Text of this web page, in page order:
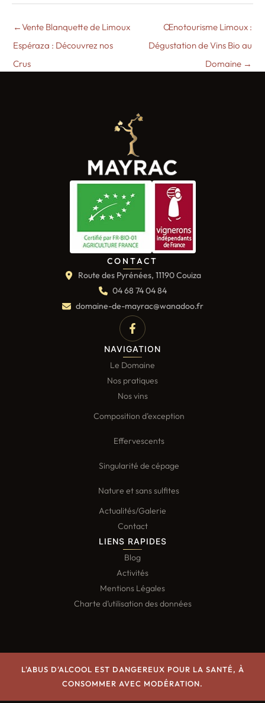
←Vente Blanquette de Limoux
Espéraza : Découvrez nos
Crus
Œnotourisme Limoux :
Dégustation de Vins Bio au
Domaine →
CONTACT
Route des Pyrénées, 11190 Couiza
04 68 74 04 84
domaine-de-mayrac@wanadoo.fr
NAVIGATION
Le Domaine
Nos pratiques
Nos vins
Composition d’exception
Effervescents
Singularité de cépage
Nature et sans sulfites
Actualités/Galerie
Contact
LIENS RAPIDES
Blog
Activités
Mentions Légales
Charte d’utilisation des données
L'ABUS D'ALCOOL EST DANGEREUX POUR LA SANTÉ, À
CONSOMMER AVEC MODÉRATION.